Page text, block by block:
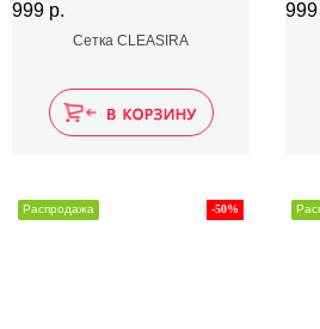
999 р.
Сетка CLEASIRA
999
-50%
Распродажа